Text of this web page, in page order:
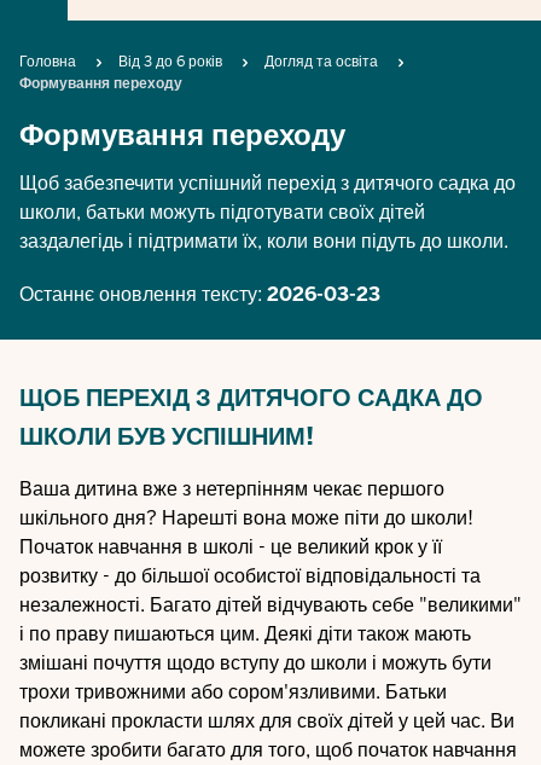
Breadcrumb
Головна Від 3 до 6 років
Догляд та освіта
Формування переходу
Формування переходу
Щоб забезпечити успішний перехід з дитячого садка до
школи, батьки можуть підготувати своїх дітей
заздалегідь і підтримати їх, коли вони підуть до школи.
Останнє оновлення тексту: 2026-03-23
ЩОБ ПЕРЕХІД З ДИТЯЧОГО САДКА ДО
ШКОЛИ БУВ УСПІШНИМ!
Ваша дитина вже з нетерпінням чекає першого
шкільного дня? Нарешті вона може піти до школи!
Початок навчання в школі - це великий крок у її
розвитку - до більшої особистої відповідальності та
незалежності. Багато дітей відчувають себе "великими"
і по праву пишаються цим. Деякі діти також мають
змішані почуття щодо вступу до школи і можуть бути
трохи тривожними або сором'язливими. Батьки
покликані прокласти шлях для своїх дітей у цей час. Ви
можете зробити багато для того, щоб початок навчання